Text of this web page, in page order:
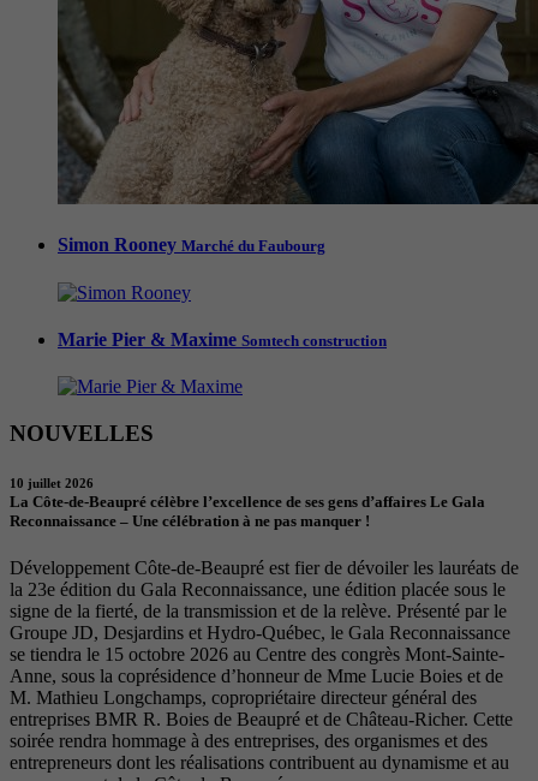
Simon Rooney Marché du Faubourg
Marie Pier & Maxime Somtech construction
NOUVELLES
10 juillet 2026
La Côte-de-Beaupré célèbre l’excellence de ses gens d’affaires Le Gala
Reconnaissance – Une célébration à ne pas manquer !
Développement Côte-de-Beaupré est fier de dévoiler les lauréats de
la 23e édition du Gala Reconnaissance, une édition placée sous le
signe de la fierté, de la transmission et de la relève. Présenté par le
Groupe JD, Desjardins et Hydro-Québec, le Gala Reconnaissance
se tiendra le 15 octobre 2026 au Centre des congrès Mont-Sainte-
Anne, sous la coprésidence d’honneur de Mme Lucie Boies et de
M. Mathieu Longchamps, copropriétaire directeur général des
entreprises BMR R. Boies de Beaupré et de Château-Richer. Cette
soirée rendra hommage à des entreprises, des organismes et des
entrepreneurs dont les réalisations contribuent au dynamisme et au